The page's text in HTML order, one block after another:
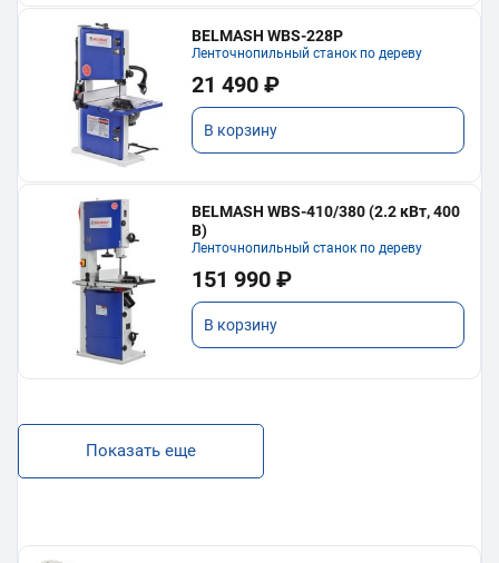
BELMASH WBS-228P
Ленточнопильный станок по дереву
21 490 ₽
В корзину
BELMASH WBS-410/380 (2.2 кВт, 400
В)
Ленточнопильный станок по дереву
151 990 ₽
В корзину
Показать еще